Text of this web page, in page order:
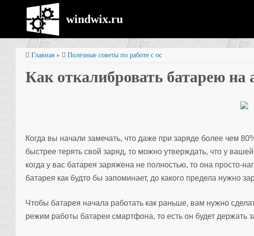
windwix.ru
Главная » Полезные советы по работе с ос
Как откалибровать батарею на
Когда вы начали замечать, что даже при заряде более чем
быстрее терять свой заряд, то можно утверждать, что у
когда у вас батарея заряжена не полностью, то она просто-
батарея как будто бы запоминает, до какого предела нужно
Чтобы батарея начала работать как раньше, вам нужно
режим работы батареи смартфона, то есть он будет держать